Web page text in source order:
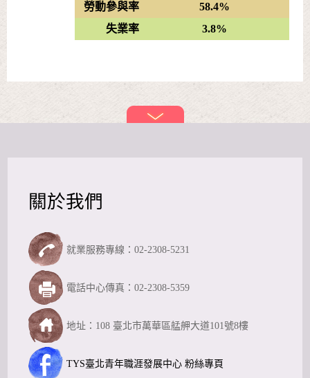
勞動參與率
58.4%
失業率
3.8%
關於我們
就業服務專線：02-2308-5231
TYS臺北青年職涯發展中心 粉絲專頁
電話中心傳真：02-2308-5359
地址：108 臺北市萬華區艋舺大道101號8樓